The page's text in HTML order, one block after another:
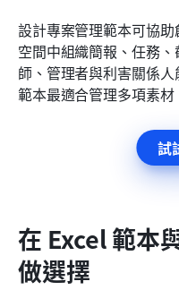
設計專案管理範本可協
空間中組織簡報、任務
師、管理者與利害關係
範本最適合管理多項素
試
在 Excel 範本
做選擇